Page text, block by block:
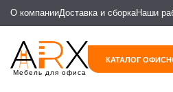
О компанииДоставка и сборкаНаши
Мебель для офиса
КАТАЛОГ